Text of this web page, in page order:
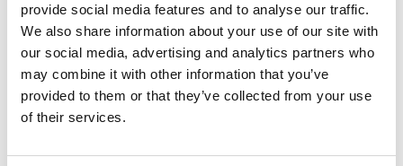
provide social media features and to analyse our traffic.
We also share information about your use of our site with
our social media, advertising and analytics partners who
may combine it with other information that you’ve
provided to them or that they’ve collected from your use
of their services.
För hela familjen
2024 stod Varbergs nya butik och bygglagar klart. Förmodligen
ett av Sveriges mest välsorterade byggvaruhus som välkomnar
både dig som konsument och proffskund. Varbergs Trä har allt